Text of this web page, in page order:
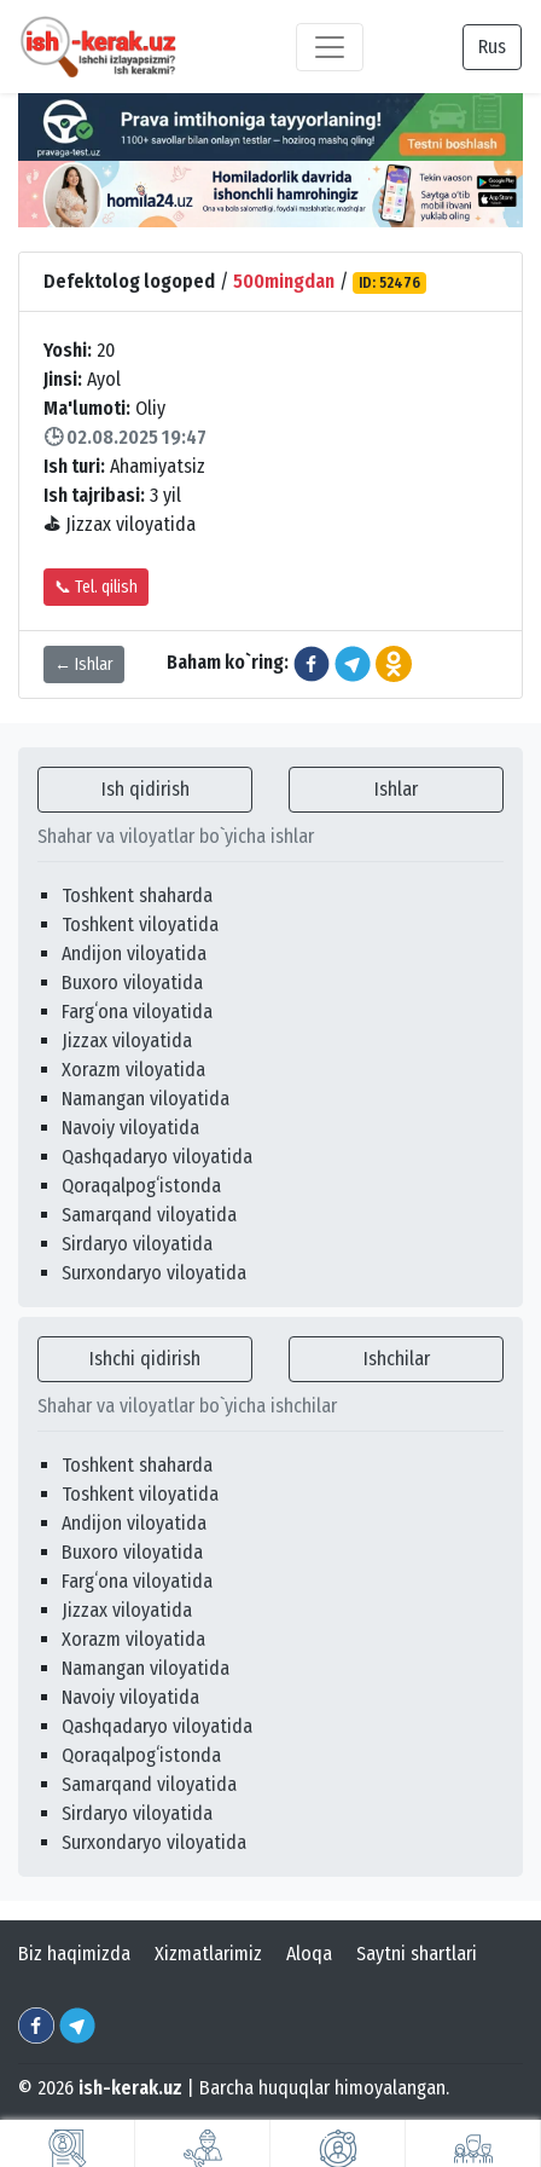
Rus
Defektolog logoped / 500mingdan / ID: 52476
Yoshi: 20
Jinsi: Ayol
Ma'lumoti: Oliy
🕒 02.08.2025 19:47
Ish turi: Ahamiyatsiz
Ish tajribasi: 3 yil
⛳ Jizzax viloyatida
📞 Tel. qilish
← Ishlar Baham ko`ring:
Ish qidirish Ishlar
Shahar va viloyatlar bo`yicha ishlar
Toshkent shaharda
Toshkent viloyatida
Andijon viloyatida
Buxoro viloyatida
Fargʻona viloyatida
Jizzax viloyatida
Xorazm viloyatida
Namangan viloyatida
Navoiy viloyatida
Qashqadaryo viloyatida
Qoraqalpogʻistonda
Samarqand viloyatida
Sirdaryo viloyatida
Surxondaryo viloyatida
Ishchi qidirish Ishchilar
Shahar va viloyatlar bo`yicha ishchilar
Toshkent shaharda
Toshkent viloyatida
Andijon viloyatida
Buxoro viloyatida
Fargʻona viloyatida
Jizzax viloyatida
Xorazm viloyatida
Namangan viloyatida
Navoiy viloyatida
Qashqadaryo viloyatida
Qoraqalpogʻistonda
Samarqand viloyatida
Sirdaryo viloyatida
Surxondaryo viloyatida
Biz haqimizda Xizmatlarimiz Aloqa Saytni shartlari
© 2026 ish-kerak.uz | Barcha huquqlar himoyalangan.